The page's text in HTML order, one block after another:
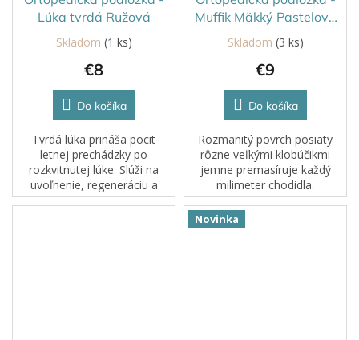
Lúka tvrdá Ružová
Skladom (1 ks)
€8
Do košíka
Tvrdá lúka prináša pocit
letnej prechádzky po
rozkvitnutej lúke. Slúži na
uvoľnenie, regeneráciu a
jemné prekrvenie chodidiel.
Muffik Mäkký Pastelovo
zelená
Skladom (3 ks)
€9
Do košíka
Rozmanitý povrch posiaty
rôzne veľkými klobúčikmi
jemne premasíruje každý
milimeter chodidla.
Novinka